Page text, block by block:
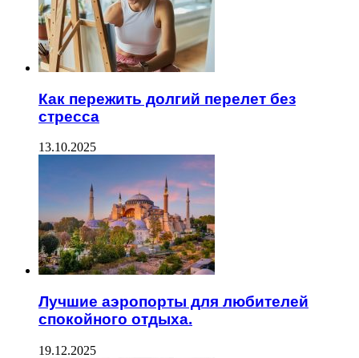
Как пережить долгий перелет без
стресса
13.10.2025
Лучшие аэропорты для любителей
спокойного отдыха.
19.12.2025